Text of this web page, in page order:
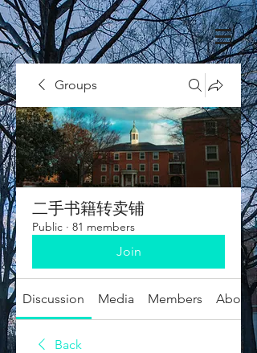
Groups
二手书籍转卖铺
Public · 81 members
Join
Discussion Media Members About
Back